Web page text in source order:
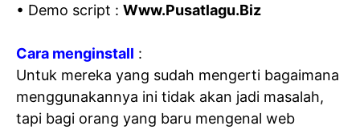
• Demo script : Www.Pusatlagu.Biz
Cara menginstall :
Untuk mereka yang sudah mengerti bagaimana
menggunakannya ini tidak akan jadi masalah,
tapi bagi orang yang baru mengenal web